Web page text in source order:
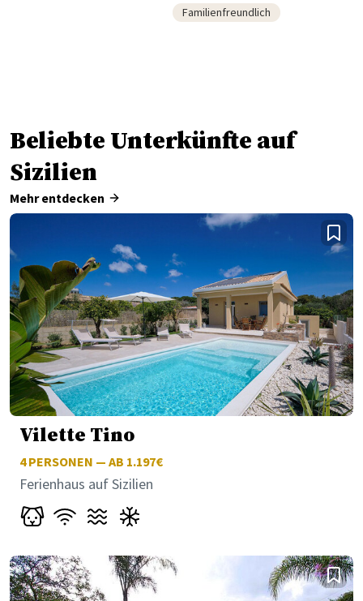
Familienfreundlich
Beliebte Unterkünfte auf
Sizilien
Mehr entdecken
Vilette Tino
4PERSONEN — AB 1.197€
Ferienhaus auf Sizilien